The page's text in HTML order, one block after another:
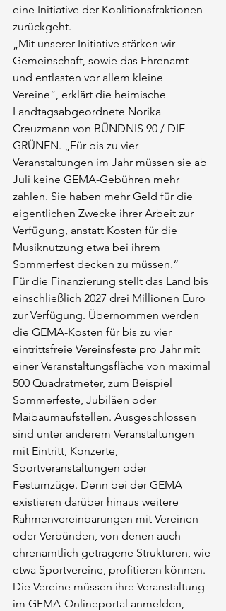
eine Initiative der Koalitionsfraktionen
zurückgeht.
„Mit unserer Initiative stärken wir
Gemeinschaft, sowie das Ehrenamt
und entlasten vor allem kleine
Vereine”, erklärt die heimische
Landtagsabgeordnete Norika
Creuzmann von BÜNDNIS 90 / DIE
GRÜNEN. „Für bis zu vier
Veranstaltungen im Jahr müssen sie ab
Juli keine GEMA-Gebühren mehr
zahlen. Sie haben mehr Geld für die
eigentlichen Zwecke ihrer Arbeit zur
Verfügung, anstatt Kosten für die
Musiknutzung etwa bei ihrem
Sommerfest decken zu müssen.“
Für die Finanzierung stellt das Land bis
einschließlich 2027 drei Millionen Euro
zur Verfügung. Übernommen werden
die GEMA-Kosten für bis zu vier
eintrittsfreie Vereinsfeste pro Jahr mit
einer Veranstaltungsfläche von maximal
500 Quadratmeter, zum Beispiel
Sommerfeste, Jubiläen oder
Maibaumaufstellen. Ausgeschlossen
sind unter anderem Veranstaltungen
mit Eintritt, Konzerte,
Sportveranstaltungen oder
Festumzüge. Denn bei der GEMA
existieren darüber hinaus weitere
Rahmenvereinbarungen mit Vereinen
oder Verbünden, von denen auch
ehrenamtlich getragene Strukturen, wie
etwa Sportvereine, profitieren können.
Die Vereine müssen ihre Veranstaltung
im GEMA-Onlineportal anmelden,